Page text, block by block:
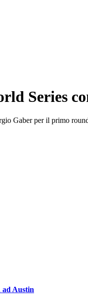
Series
Gaber per il primo
Austin